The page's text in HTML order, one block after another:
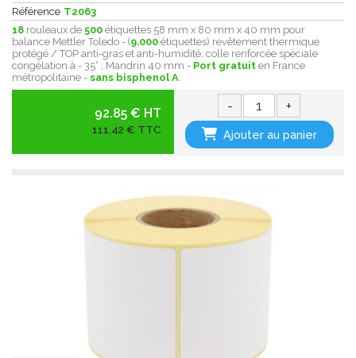
Référence T2063
18 rouleaux de 500 étiquettes 58 mm x 80 mm x 40 mm pour
balance Mettler Toledo - (9.000 étiquettes) revêtement thermique
protégé / TOP anti-gras et anti-humidité, colle renforcée spéciale
congélation à - 35° ; Mandrin 40 mm - Port gratuit en France
métropolitaine - sans bisphenol A.
92.85 € HT
111,42 € TTC
- +
Ajouter au panier